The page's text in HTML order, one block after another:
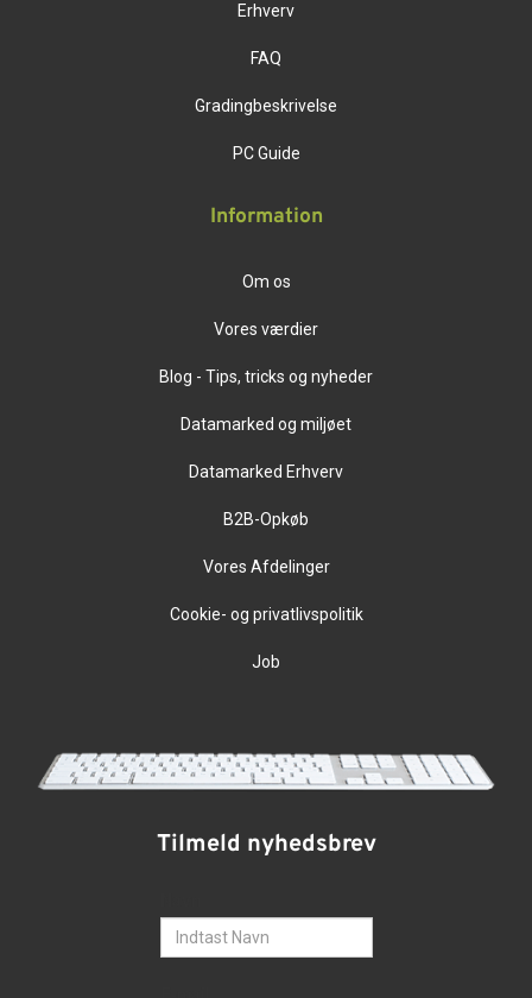
Erhverv
FAQ
Gradingbeskrivelse
PC Guide
Information
Om os
Vores værdier
Blog - Tips, tricks og nyheder
Datamarked og miljøet
Datamarked Erhverv
B2B-Opkøb
Vores Afdelinger
Cookie- og privatlivspolitik
Job
Tilmeld nyhedsbrev